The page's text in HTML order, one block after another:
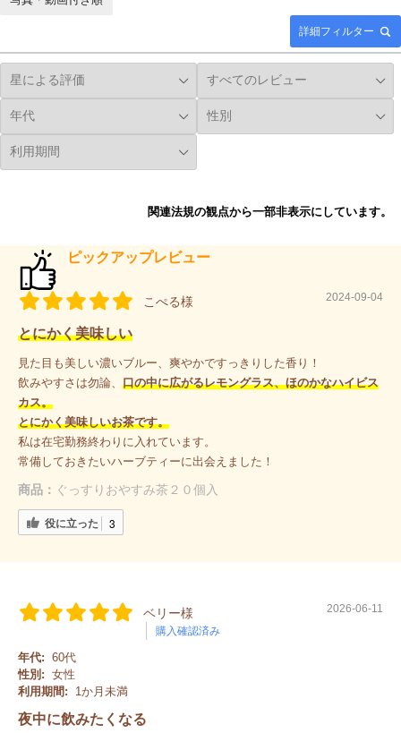
詳細フィルター
関連法規の観点から一部非表示にしています。
ピックアップレビュー
こぺる様 2024-09-04
とにかく美味しい
見た目も美しい濃いブルー、爽やかですっきりした香り！
飲みやすさは勿論、 口の中に広がるレモングラス、ほのかなハイビス
カス。
とにかく美味しいお茶です。
私は在宅勤務終わりに入れています。
常備しておきたいハーブティーに出会えました！
商品： ぐっすりおやすみ茶２０個入
役に立った 3
ベリー様
購入確認済み
2026-06-11
年代: 60代
性別: 女性
利用期間:
1か月未満
夜中に飲みたくなる